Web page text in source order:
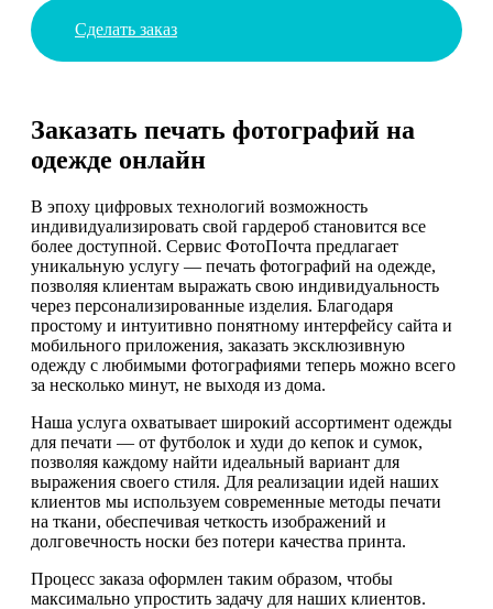
Сделать заказ
Заказать печать фотографий на
одежде онлайн
В эпоху цифровых технологий возможность
индивидуализировать свой гардероб становится все
более доступной. Сервис ФотоПочта предлагает
уникальную услугу — печать фотографий на одежде,
позволяя клиентам выражать свою индивидуальность
через персонализированные изделия. Благодаря
простому и интуитивно понятному интерфейсу сайта и
мобильного приложения, заказать эксклюзивную
одежду с любимыми фотографиями теперь можно всего
за несколько минут, не выходя из дома.
Наша услуга охватывает широкий ассортимент одежды
для печати — от футболок и худи до кепок и сумок,
позволяя каждому найти идеальный вариант для
выражения своего стиля. Для реализации идей наших
клиентов мы используем современные методы печати
на ткани, обеспечивая четкость изображений и
долговечность носки без потери качества принта.
Процесс заказа оформлен таким образом, чтобы
максимально упростить задачу для наших клиентов.